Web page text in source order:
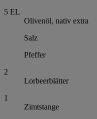
5 EL
Olivenöl, nativ extra
Salz
Pfeffer
2
Lorbeerblätter
1
Zimtstange